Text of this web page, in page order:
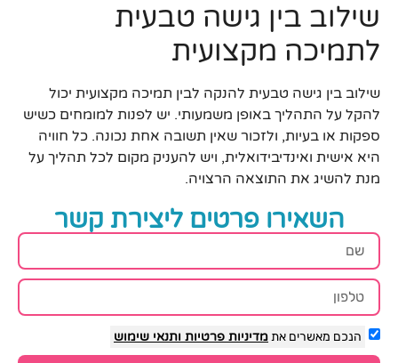
שילוב בין גישה טבעית
לתמיכה מקצועית
שילוב בין גישה טבעית להנקה לבין תמיכה מקצועית יכול
להקל על התהליך באופן משמעותי. יש לפנות למומחים כשיש
ספקות או בעיות, ולזכור שאין תשובה אחת נכונה. כל חוויה
היא אישית ואינדיבידואלית, ויש להעניק מקום לכל תהליך על
מנת להשיג את התוצאה הרצויה.
השאירו פרטים ליצירת קשר
הנכם מאשרים אתמדיניות פרטיות ותנאי שימוש